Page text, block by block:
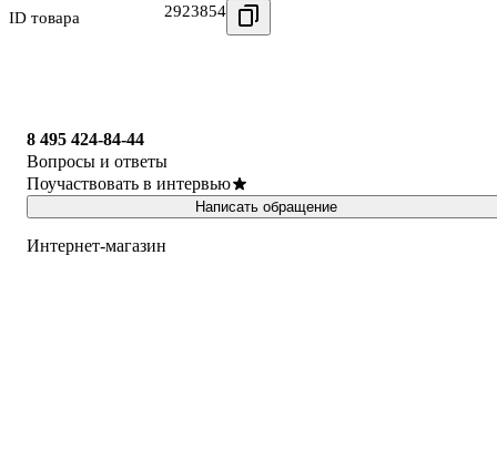
ID товара
2923854
8 495 424-84-44
Вопросы и ответы
Поучаствовать в интервью
Написать обращение
Интернет-магазин